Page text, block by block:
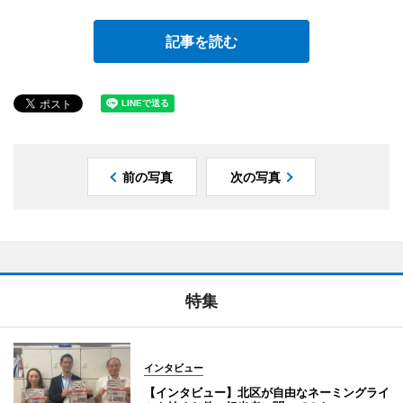
記事を読む
前の写真 次の写真
特集
インタビュー
【インタビュー】北区が自由なネーミングライ